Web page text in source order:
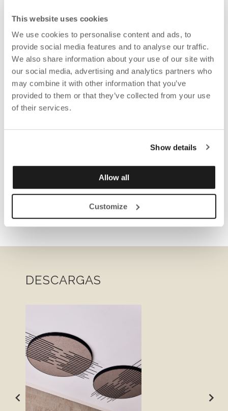
This website uses cookies
We use cookies to personalise content and ads, to
provide social media features and to analyse our traffic.
We also share information about your use of our site with
our social media, advertising and analytics partners who
may combine it with other information that you’ve
provided to them or that they’ve collected from your use
of their services.
Show details
Allow all
Customize
DESCARGAS